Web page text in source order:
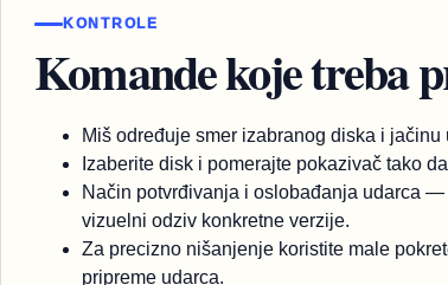
KONTROLE
Komande koje treba
Miš određuje smer izabranog diska i
Izaberite disk i pomerajte pokazivač tako
Način potvrđivanja i oslobađanja udarca
vizuelni odziv konkretne verzije.
Za precizno nišanjenje koristite male
pripreme udarca.